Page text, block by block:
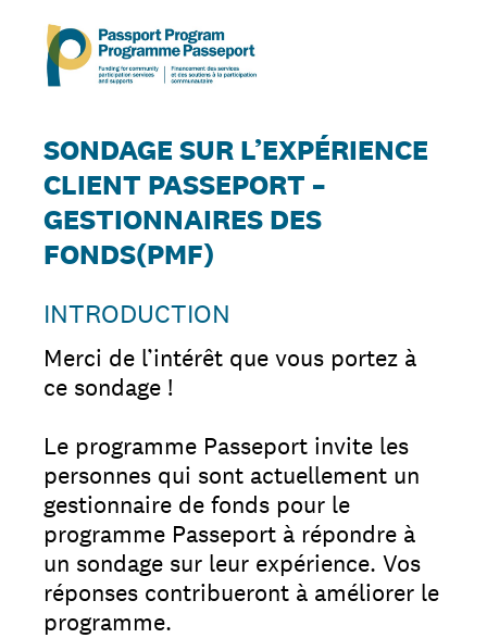
SONDAGE SUR L’EXPÉRIENCE
CLIENT PASSEPORT –
GESTIONNAIRES DES
FONDS(PMF)
INTRODUCTION
Merci de l’intérêt que vous portez à
ce sondage !
Le programme Passeport invite les
personnes qui sont actuellement un
gestionnaire de fonds pour le
programme Passeport à répondre à
un sondage sur leur expérience. Vos
réponses contribueront à améliorer le
programme.